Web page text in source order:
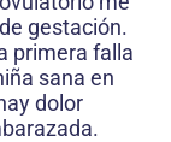
gestación.
primera falla
sana en
dolor